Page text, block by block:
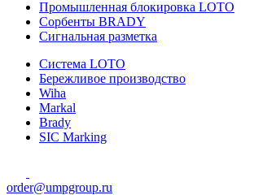
Промышленная блокировка LOTO
Сорбенты BRADY
Сигнальная разметка
Система LOTO
Бережливое производство
Wiha
Markal
Brady
SIC Marking
order@umpgroup.ru